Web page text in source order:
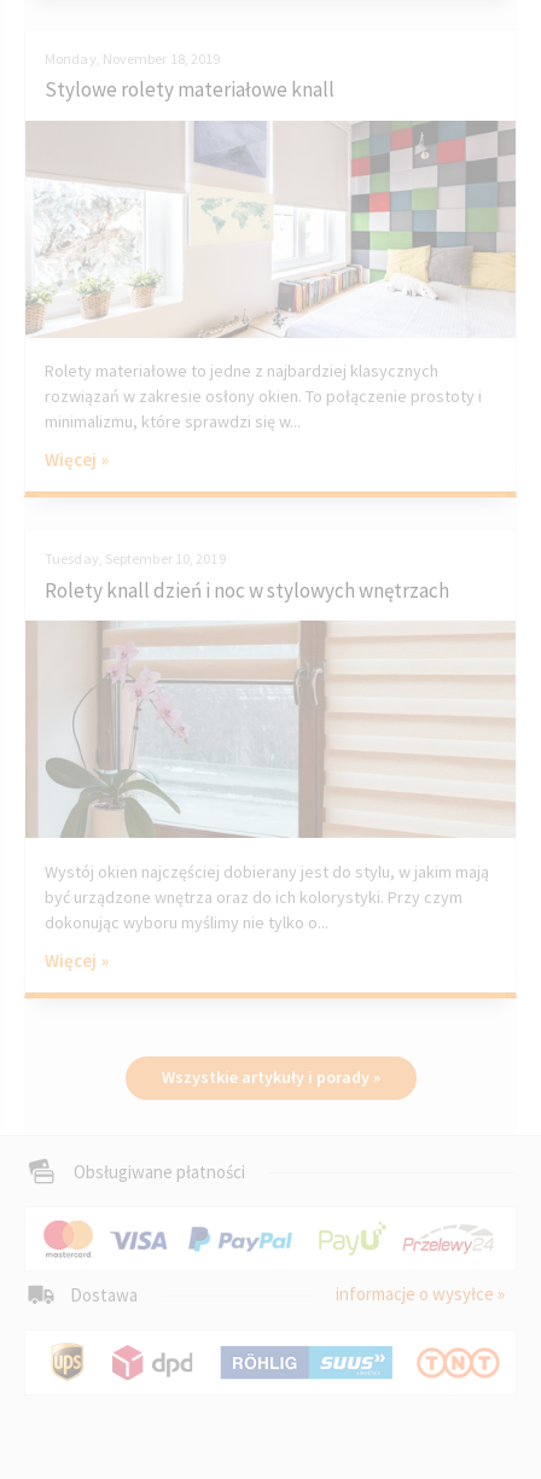
Monday, November 18, 2019
Stylowe rolety materiałowe knall
Rolety materiałowe to jedne z najbardziej klasycznych
rozwiązań w zakresie osłony okien. To połączenie prostoty i
minimalizmu, które sprawdzi się w...
Więcej »
Tuesday, September 10, 2019
Rolety knall dzień i noc w stylowych wnętrzach
Wystój okien najczęściej dobierany jest do stylu, w jakim mają
być urządzone wnętrza oraz do ich kolorystyki. Przy czym
dokonując wyboru myślimy nie tylko o...
Więcej »
Wszystkie artykuły i porady »
Obsługiwane płatności
Dostawa informacje o wysyłce »